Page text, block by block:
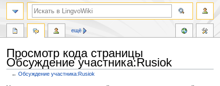
Просмотр кода страницы
Обсуждение участника:Rusiok
←Обсуждение участника:Rusiok
ещё